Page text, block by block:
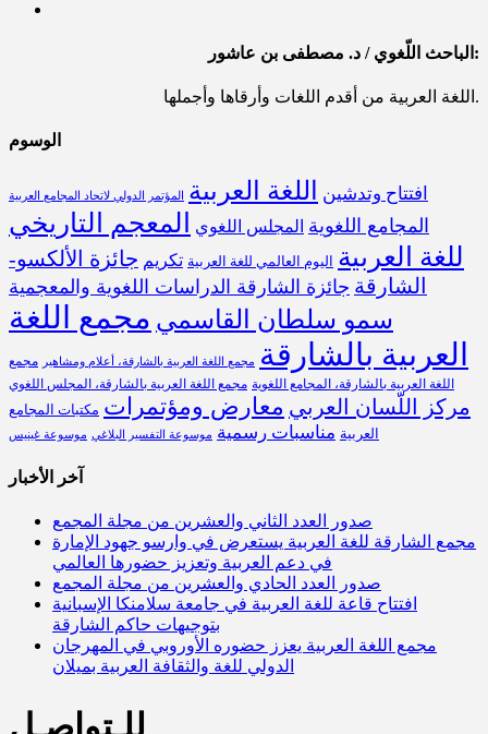
الباحث اللّغوي / د. مصطفى بن عاشور:
اللغة العربية من أقدم اللغات وأرقاها وأجملها.
الوسوم
افتتاح وتدشين اللغة العربية المؤتمر الدولي لاتحاد المجامع العربية
المجامع اللغوية المجلس اللغوي المعجم التاريخي
للغة العربية اليوم العالمي للغة العربية تكريم جائزة الألكسو-
الشارقة جائزة الشارقة الدراسات اللغوية والمعجمية
سمو سلطان القاسمي مجمع اللغة
العربية بالشارقة
مجمع اللغة العربية بالشارقة، أعلام ومشاهير
مجمع
اللغة العربية بالشارقة، المجامع اللغوية مجمع اللغة العربية بالشارقة، المجلس اللغوي
مركز اللّسان العربي معارض ومؤتمرات مكتبات المجامع
العربية مناسبات رسمية موسوعة التفسير البلاغي موسوعة غينيس
آخر الأخبار
صدور العدد الثاني والعشرين من مجلة المجمع
مجمع الشارقة للغة العربية يستعرض في وارسو جهود الإمارة
في دعم العربية وتعزيز حضورها العالمي
صدور العدد الحادي والعشرين من مجلة المجمع
افتتاح قاعة للغة العربية في جامعة سلامنكا الإسبانية
بتوجيهات حاكم الشارقة
مجمع اللغة العربية يعزز حضوره الأوروبي في المهرجان
الدولي للغة والثقافة العربية بميلان
للـتواصـل